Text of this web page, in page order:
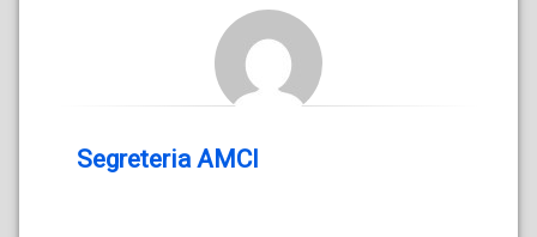
Segreteria AMCI